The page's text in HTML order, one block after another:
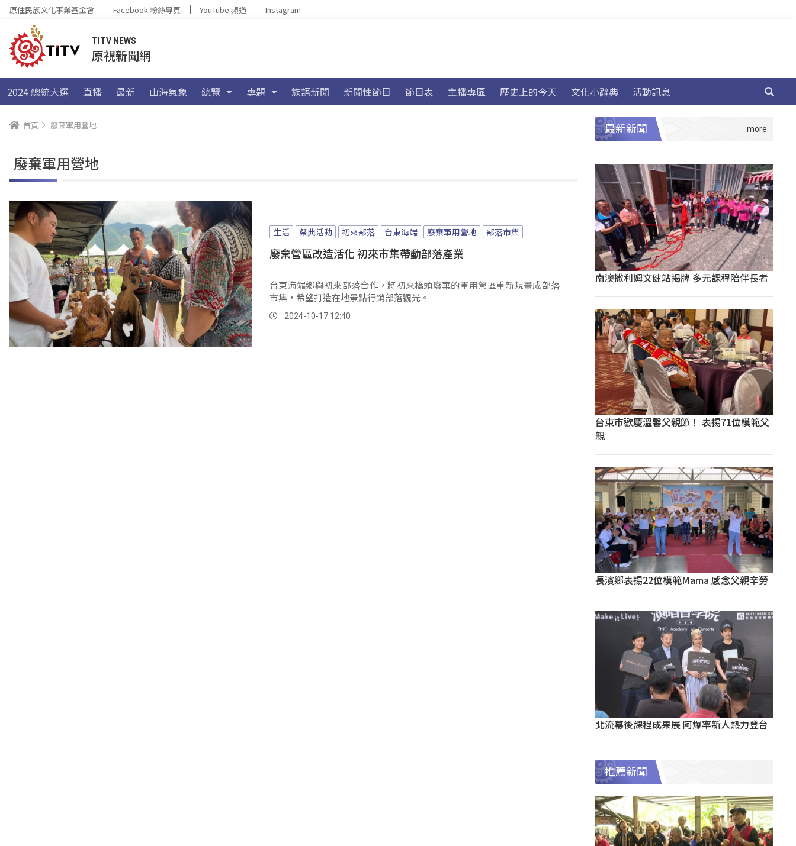
原住民族文化事業基金會 Facebook 粉絲專頁 YouTube 頻道 Instagram
TITV NEWS
原視新聞網
2024 總統大選 直播 最新 山海氣象 總覽 專題 族語新聞 新聞性節目 節目表 主播專區 歷史上的今天 文化小辭典 活動訊息
首頁 廢棄軍用營地
廢棄軍用營地
生活 祭典活動 初來部落 台東海端 廢棄軍用營地 部落市集
廢棄營區改造活化 初來市集帶動部落產業
台東海端鄉與初來部落合作，將初來橋頭廢棄的軍用營區重新規畫成部落
市集，希望打造在地景點行銷部落觀光。
2024-10-17 12:40
最新新聞
南澳撒利姆文健站揭牌 多元課程陪伴長者
台東市歡慶溫馨父親節！ 表揚71位模範父
親
長濱鄉表揚22位模範Mama 感念父親辛勞
北流幕後課程成果展 阿爆率新人熱力登台
推薦新聞